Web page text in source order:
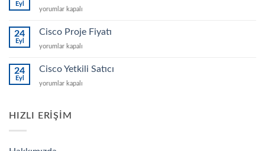
Eyl
Cisco
Switch
yorumlar kapalı
24
Eyl
Cisco Proje Fiyatı
Cisco
Fiyatı
yorumlar kapalı
24
Eyl
Cisco Yetkili Satıcı
Cisco
için
yorumlar kapalı
HIZLI ERIŞIM